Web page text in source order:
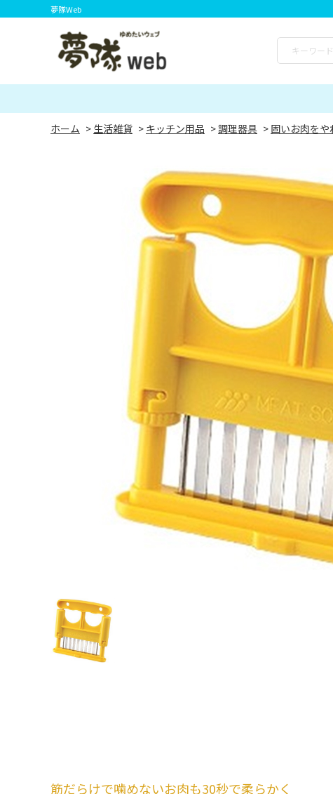
夢隊Web
ホーム > 生活雑貨 > キッチン用品 >調理器具 > 固いお肉を
筋だらけで噛めないお肉も30秒で柔らかく